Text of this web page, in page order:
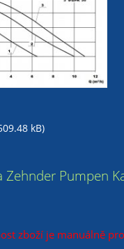
kB)
Pumpen
zboží je manuálně